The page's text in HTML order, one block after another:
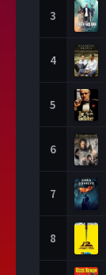
3
4
5
6
7
8